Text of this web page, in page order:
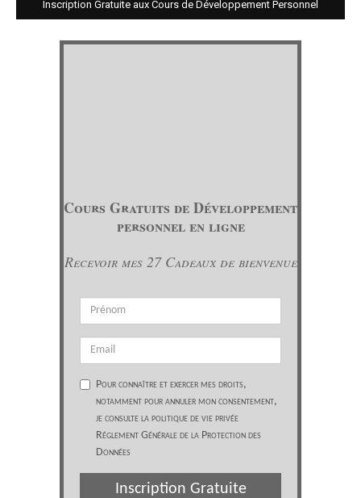
Inscription Gratuite aux Cours de Développement Personnel
Cours Gratuits de Développement
personnel en ligne
Recevoir mes 27 Cadeaux de bienvenue
Pour connaître et exercer mes droits,
notamment pour annuler mon consentement,
je consulte la politique de vie privée
Réglement Générale de la Protection des
Données
Inscription Gratuite